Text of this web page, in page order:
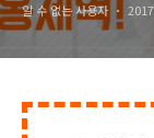
알 수 없는 사용자